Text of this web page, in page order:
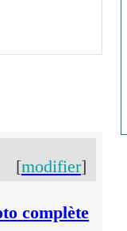
[modifier]
complète